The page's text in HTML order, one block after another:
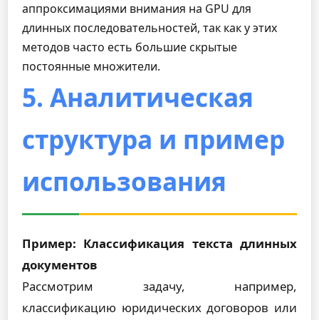
аппроксимациями внимания на GPU для
длинных последовательностей, так как у этих
методов часто есть большие скрытые
постоянные множители.
5. Аналитическая
структура и пример
использования
Пример: Классификация текста длинных
документов
Рассмотрим задачу, например,
классификацию юридических договоров или